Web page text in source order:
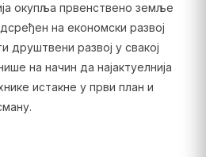
окупља првенствено земље
на економски развој
друштвени развој у свакој
на начин да најактуелнија
истакне у први план и